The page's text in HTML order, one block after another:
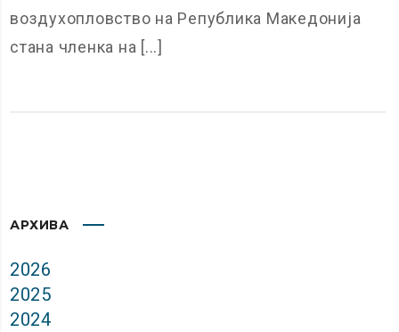
воздухопловство на Република Македонија
стана членка на [...]
АРХИВА
2026
2025
2024